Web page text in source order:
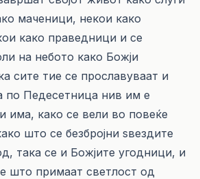
маченици, некои како
како праведници и се
на небото како Божји
сите тие се прославуваат и
по Педесетница нив им е
има, како се вели во повеќе
што се безбројни ѕвездите
така се и Божјите угодници, и
што примаат светлост од